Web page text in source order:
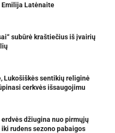
Emilija Latėnaite
subūrė kraštiečius iš įvairių
Lukošiškės sentikių religinė
cerkvės išsaugojimu
džiugina nuo pirmųjų
rudens sezono pabaigos